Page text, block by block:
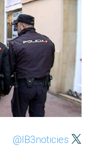
@IB3noticies